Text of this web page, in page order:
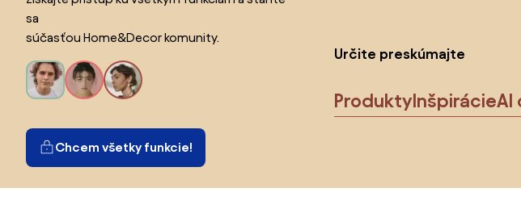
sa
súčasťou Home&Decor komunity.
Chcem všetky funkcie!
Určite preskúmajte
ProduktyInšpirácieAI